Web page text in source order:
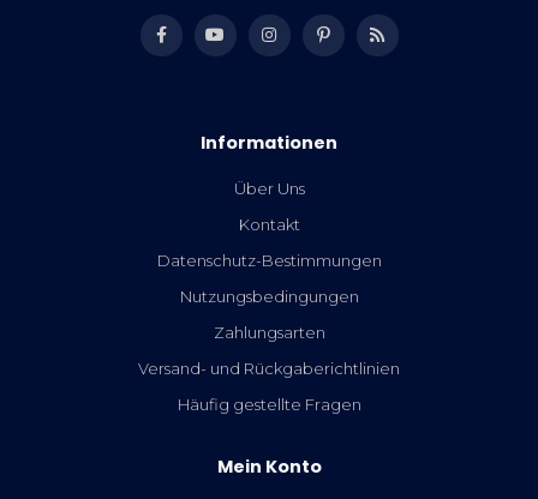
Informationen
Über Uns
Kontakt
Datenschutz-Bestimmungen
Nutzungsbedingungen
Zahlungsarten
Versand- und Rückgaberichtlinien
Häufig gestellte Fragen
Mein Konto